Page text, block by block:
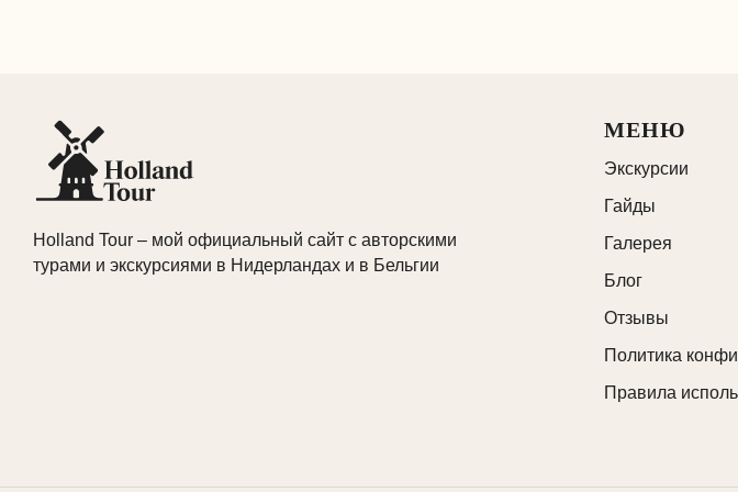
Holland Tour – мой официальный сайт с авторскими
турами и экскурсиями в Нидерландах и в Бельгии
МЕНЮ
Экскурсии
Гайды
Галерея
Блог
Отзывы
Политика
Правила